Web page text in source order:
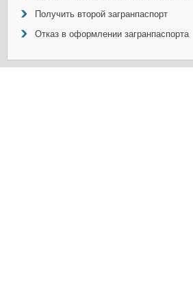
Получить второй загранпаспорт
Отказ в оформлении загранпаспорта